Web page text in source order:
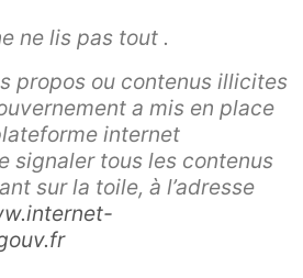
ne lis pas tout .
propos ou contenus illicites
a mis en place
internet
signaler tous les contenus
sur la toile, à l’adresse